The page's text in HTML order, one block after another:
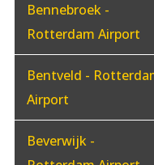
Bennebroek -
Rotterdam Airport
Bentveld -
Airport
Beverwijk -